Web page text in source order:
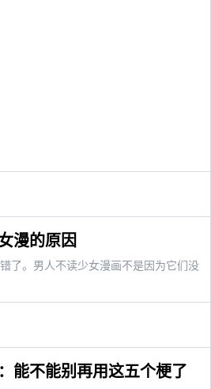
漫的原因
了。男人不读少女漫画不是因为它们没
能不能别再用这五个梗了